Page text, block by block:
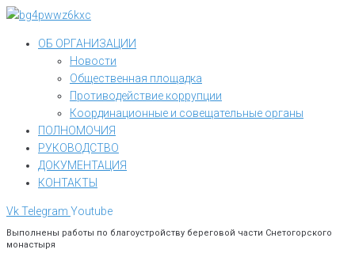
Перейти
контентуОБ ОРГАНИЗАЦИИ
Новости
Общественная площадка
Противодействие коррупции
Координационные и совещательные органы
ПОЛНОМОЧИЯ
РУКОВОДСТВО
ДОКУМЕНТАЦИЯ
КОНТАКТЫ
VkTelegram Youtube
Выполнены работы по благоустройству береговой части Снетогорского
монастыря